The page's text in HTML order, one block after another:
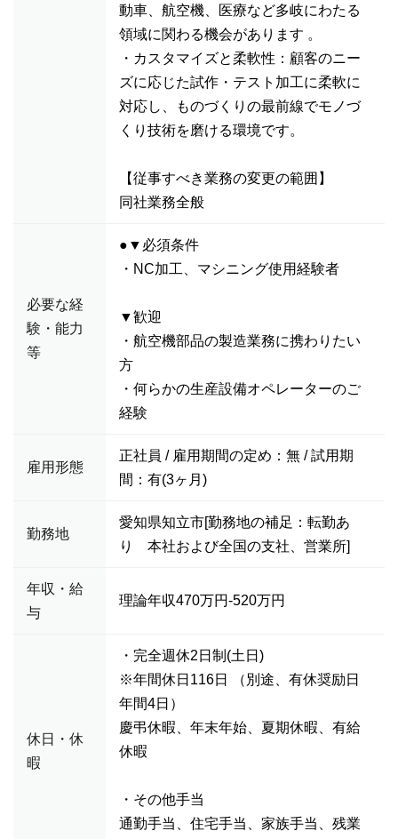
動車、航空機、医療など多岐にわたる
領域に関わる機会があります 。
・カスタマイズと柔軟性：顧客のニー
ズに応じた試作・テスト加工に柔軟に
対応し、ものづくりの最前線でモノづ
くり技術を磨ける環境です。
【従事すべき業務の変更の範囲】
同社業務全般
必要な経
験・能力
等
●▼必須条件
・NC加工、マシニング使用経験者
▼歓迎
・航空機部品の製造業務に携わりたい
方
・何らかの生産設備オペレーターのご
経験
雇用形態
正社員 / 雇用期間の定め：無 / 試用期
間：有(3ヶ月)
勤務地
愛知県知立市[勤務地の補足：転勤あ
り 本社および全国の支社、営業所]
年収・給
与
理論年収470万円-520万円
休日・休
暇
・完全週休2日制(土日)
※年間休日116日 （別途、有休奨励日
年間4日）
慶弔休暇、年末年始、夏期休暇、有給
休暇
・その他手当
通勤手当、住宅手当、家族手当、残業